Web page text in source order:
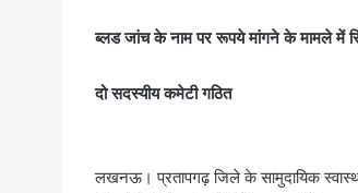
ब्लड जांच के नाम पर रूपये मांगने के मामले में
दो सदस्यीय कमेटी गठित
​लखनऊ। प्रतापगढ़ जिले के सामुदायिक